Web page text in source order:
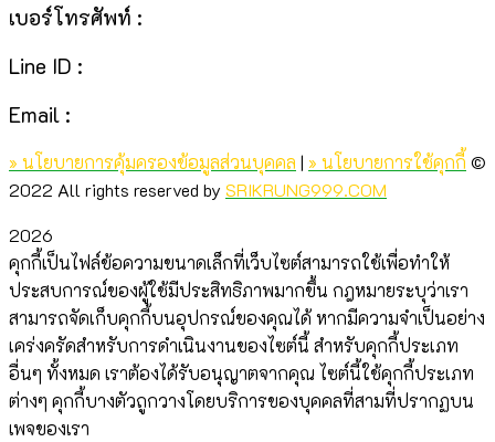
เบอร์โทรศัพท์ :
Line ID :
Email :
» นโยบายการคุ้มครองข้อมูลส่วนบุคคล | » นโยบายการใช้คุกกี้ ©
2022 All rights reserved by SRIKRUNG999.COM
2026
คุกกี้เป็นไฟล์ข้อความขนาดเล็กที่เว็บไซต์สามารถใช้เพื่อทำให้
ประสบการณ์ของผู้ใช้มีประสิทธิภาพมากขึ้น กฎหมายระบุว่าเรา
สามารถจัดเก็บคุกกี้บนอุปกรณ์ของคุณได้ หากมีความจำเป็นอย่าง
เคร่งครัดสำหรับการดำเนินงานของไซต์นี้ สำหรับคุกกี้ประเภท
อื่นๆ ทั้งหมด เราต้องได้รับอนุญาตจากคุณ ไซต์นี้ใช้คุกกี้ประเภท
ต่างๆ คุกกี้บางตัวถูกวางโดยบริการของบุคคลที่สามที่ปรากฏบน
เพจของเรา